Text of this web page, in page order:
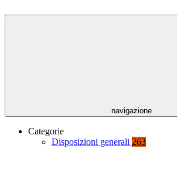
navigazione
Categorie
Disposizioni generali 263